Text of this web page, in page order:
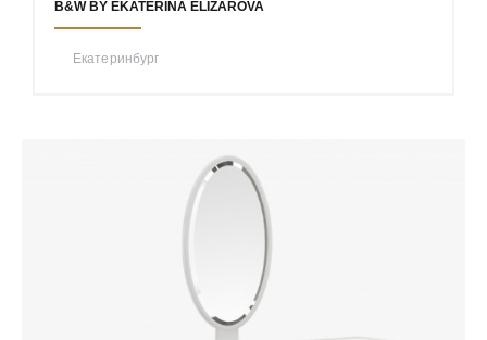
B&W BY EKATERINA ELIZAROVA
Екатеринбург